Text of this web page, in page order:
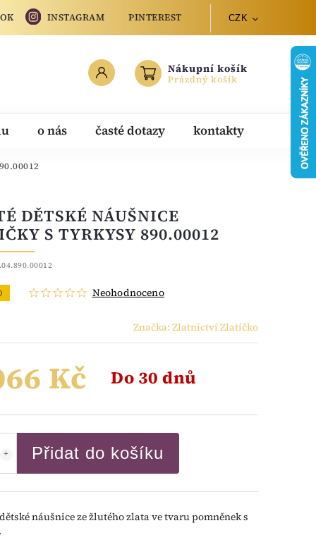
INSTAGRAM PINTEREST CZK
Nákupní košík
Prázdný košík
o nás časté dotazy kontakty
DĚTSKÉ NÁUŠNICE
S TYRKYSY 890.00012
Neohodnoceno
Značka: Zlatnictví Zlatíčko
Kč Do 30 dnů
Přidat do košíku
náušnice ze žlutého zlata ve tvaru pomněnek s